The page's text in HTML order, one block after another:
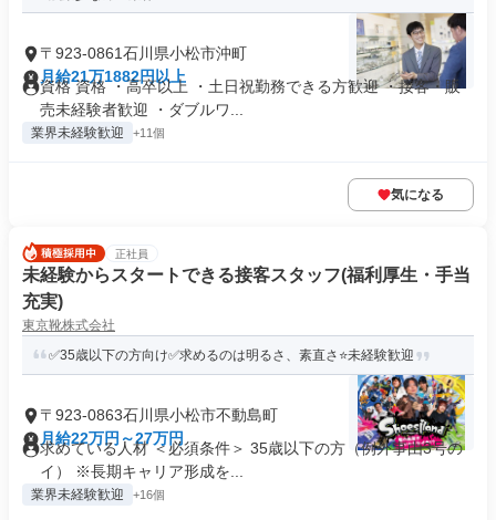
〒923-0861石川県小松市沖町
月給21万1882円以上
資格 資格 ・高卒以上 ・土日祝勤務できる方歓迎 ・接客・販
売未経験者歓迎 ・ダブルワ...
業界未経験歓迎 +11個
気になる
正社員
未経験からスタートできる接客スタッフ(福利厚生・手当
充実)
東京靴株式会社
✅35歳以下の方向け✅求めるのは明るさ、素直さ⭐️未経験歓迎
〒923-0863石川県小松市不動島町
月給22万円～27万円
求めている人材 ＜必須条件＞ 35歳以下の方（例外事由3号の
イ） ※長期キャリア形成を...
業界未経験歓迎 +16個